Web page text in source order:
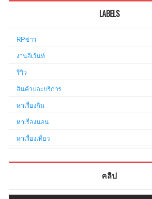
LABELS
RPข่าว
งานอีเว้นท์
รีวิว
สินค้าและบริการ
หาเรื่องกิน
หาเรื่องนอน
หาเรื่องเที่ยว
คลิป